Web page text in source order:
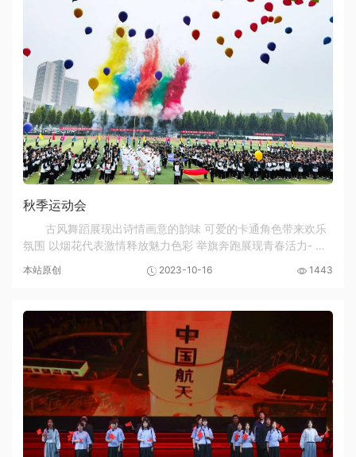
秋季运动会
古风舞蹈展现出诗情画意的韵味 可爱的卡通角色带来欢乐
氛围 以烟花代表激情释放魅力色彩 举旗奔跑展现青春活力- 舞
本站原创 2023-10-16 1443